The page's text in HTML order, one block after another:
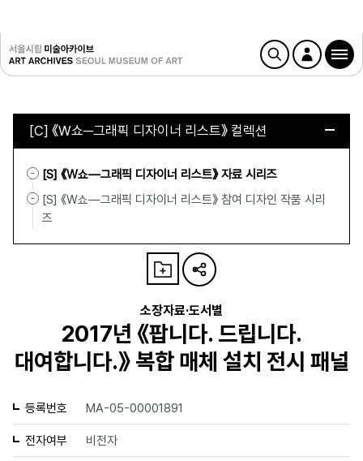
[C] 《W쇼─그래픽 디자이너 리스트》 컬렉션
[S] 《W쇼—그래픽 디자이너 리스트》 자료 시리즈
[S] 《W쇼—그래픽 디자이너 리스트》 참여 디자인 작품 시리
즈
소장자료·도서별
2017년 《팝니다. 드립니다.
대여합니다.》 복합 매체 설치 전시 패널
등록번호 MA-05-00001891
전자여부 비전자